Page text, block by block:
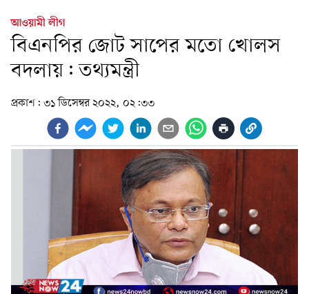
আওয়ামী লীগ
বিএনপির জোট সাপের মতো খোলস
বদলায়: তথ্যমন্ত্রী
প্রকাশ: ৩১ ডিসেম্বর ২০২২, ০২:৩৩